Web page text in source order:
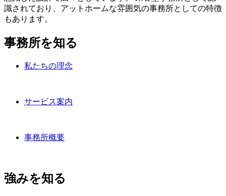
識されており、アットホームな雰囲気の事務所としての特徴
もあります。
事務所を知る
私たちの理念
サービス案内
事務所概要
強みを知る